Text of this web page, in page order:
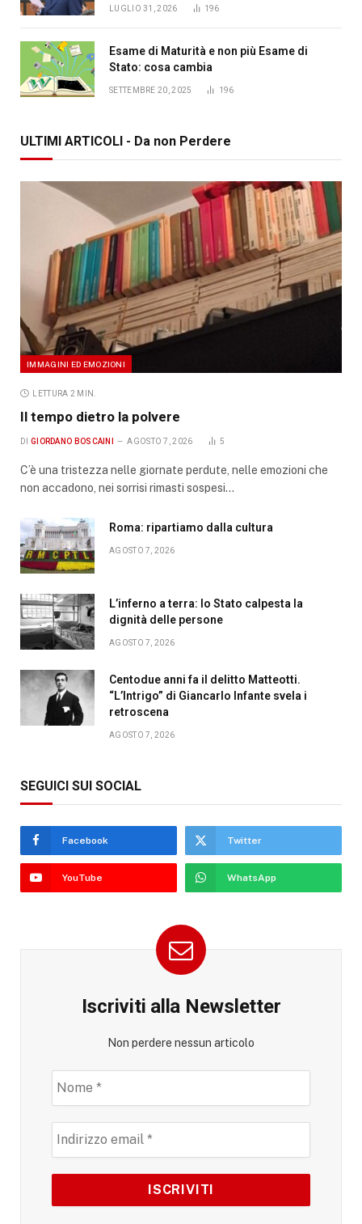
LUGLIO 31, 2026 196
Esame di Maturità e non più Esame di
Stato: cosa cambia
SETTEMBRE 20, 2025 196
ULTIMI ARTICOLI - Da non Perdere
IMMAGINI ED EMOZIONI
LETTURA 2 MIN.
Il tempo dietro la polvere
DI GIORDANO BOSCAINI AGOSTO 7, 2026 5
C’è una tristezza nelle giornate perdute, nelle emozioni che
non accadono, nei sorrisi rimasti sospesi…
Roma: ripartiamo dalla cultura
AGOSTO 7, 2026
L’inferno a terra: lo Stato calpesta la
dignità delle persone
AGOSTO 7, 2026
Centodue anni fa il delitto Matteotti.
“L’Intrigo” di Giancarlo Infante svela i
retroscena
AGOSTO 7, 2026
SEGUICI SUI SOCIAL
Facebook Twitter
YouTube WhatsApp
Iscriviti alla Newsletter
Non perdere nessun articolo